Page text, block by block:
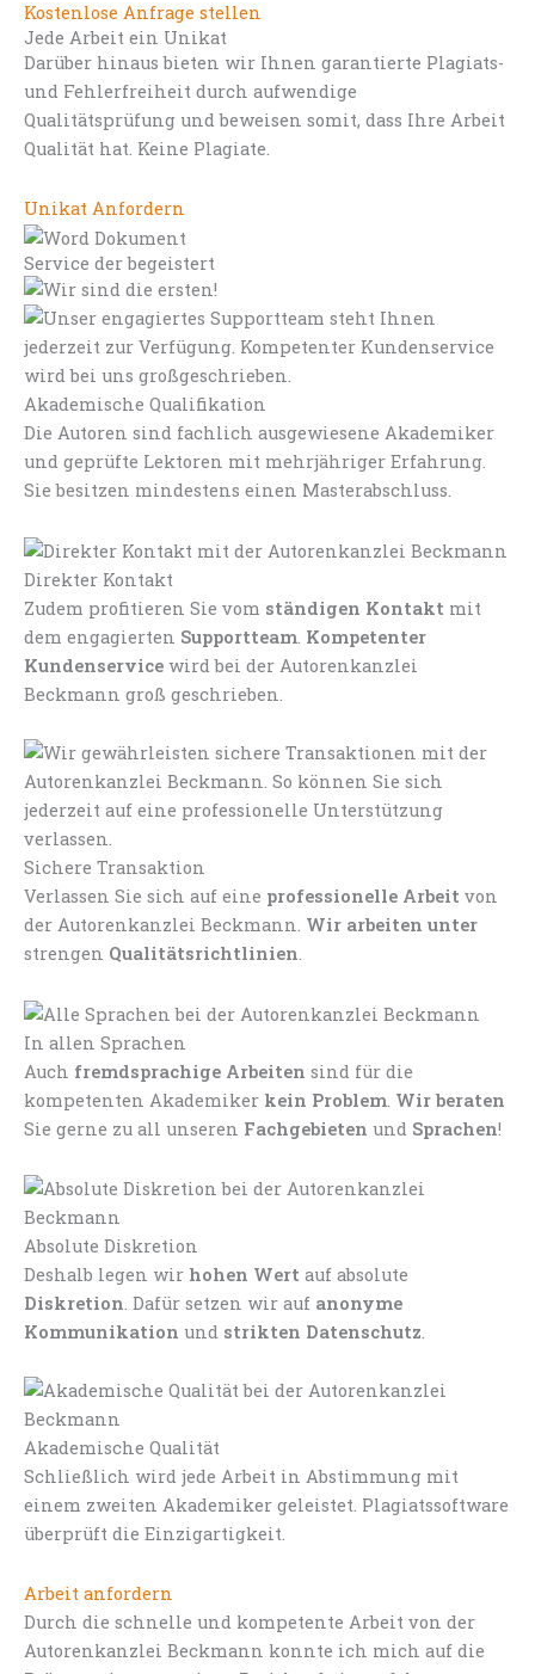
Kostenlose Anfrage stellen
Jede Arbeit ein Unikat
Darüber hinaus bieten wir Ihnen garantierte Plagiats-
und Fehlerfreiheit durch aufwendige
Qualitätsprüfung und beweisen somit, dass Ihre Arbeit
Qualität hat. Keine Plagiate.
Unikat Anfordern
Service der begeistert
Akademische Qualifikation
Die Autoren sind fachlich ausgewiesene Akademiker
und geprüfte Lektoren mit mehrjähriger Erfahrung.
Sie besitzen mindestens einen Masterabschluss.
Direkter Kontakt
Zudem profitieren Sie vom ständigen Kontakt mit
dem engagierten Supportteam. Kompetenter
Kundenservice wird bei der Autorenkanzlei
Beckmann groß geschrieben.
Sichere Transaktion
Verlassen Sie sich auf eine professionelle Arbeit von
der Autorenkanzlei Beckmann. Wir arbeiten unter
strengen Qualitätsrichtlinien.
In allen Sprachen
Auch fremdsprachige Arbeiten sind für die
kompetenten Akademiker kein Problem. Wir beraten
Sie gerne zu all unseren Fachgebieten und Sprachen!
Absolute Diskretion
Deshalb legen wir hohen Wert auf absolute
Diskretion . Dafür setzen wir auf anonyme
Kommunikation und strikten Datenschutz
Akademische Qualität
Schließlich wird jede Arbeit in Abstimmung mit
einem zweiten Akademiker geleistet. Plagiatssoftware
überprüft die Einzigartigkeit.
Arbeit anfordern
Durch die schnelle und kompetente Arbeit von der
Autorenkanzlei Beckmann konnte ich mich auf die